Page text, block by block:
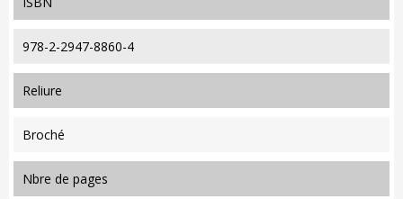
978-2-2947-8860-4
reliure
Broché
nbre de pages